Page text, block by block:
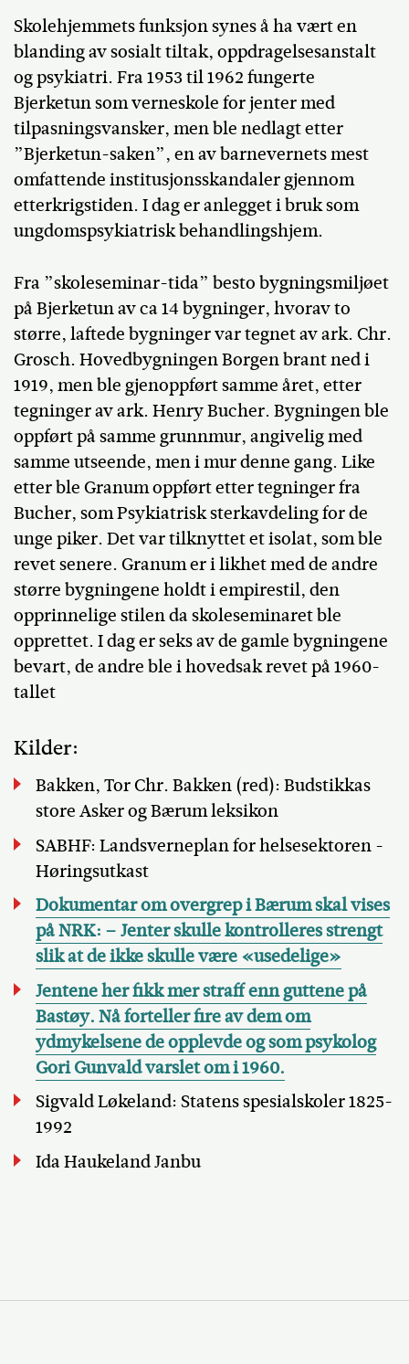
Skolehjemmets funksjon synes å ha vært en
blanding av sosialt tiltak, oppdragelsesanstalt
og psykiatri. Fra 1953 til 1962 fungerte
Bjerketun som verneskole for jenter med
tilpasningsvansker, men ble nedlagt etter
”Bjerketun-saken”, en av barnevernets mest
omfattende institusjonsskandaler gjennom
etterkrigstiden. I dag er anlegget i bruk som
ungdomspsykiatrisk behandlingshjem.
Fra ”skoleseminar-tida” besto bygningsmiljøet
på Bjerketun av ca 14 bygninger, hvorav to
større, laftede bygninger var tegnet av ark. Chr.
Grosch. Hovedbygningen Borgen brant ned i
1919, men ble gjenoppført samme året, etter
tegninger av ark. Henry Bucher. Bygningen ble
oppført på samme grunnmur, angivelig med
samme utseende, men i mur denne gang. Like
etter ble Granum oppført etter tegninger fra
Bucher, som Psykiatrisk sterkavdeling for de
unge piker. Det var tilknyttet et isolat, som ble
revet senere. Granum er i likhet med de andre
større bygningene holdt i empirestil, den
opprinnelige stilen da skoleseminaret ble
opprettet. I dag er seks av de gamle bygningene
bevart, de andre ble i hovedsak revet på 1960-
tallet
Kilder:
Bakken, Tor Chr. Bakken (red): Budstikkas
store Asker og Bærum leksikon
SABHF: Landsverneplan for helsesektoren -
Høringsutkast
Dokumentar om overgrep i Bærum skal vises
på NRK: – Jenter skulle kontrolleres strengt
slik at de ikke skulle være «usedelige»
Jentene her fikk mer straff enn guttene på
Bastøy. Nå forteller fire av dem om
ydmykelsene de opplevde og som psykolog
Gori Gunvald varslet om i 1960.
Sigvald Løkeland: Statens spesialskoler 1825-
1992
Ida Haukeland Janbu